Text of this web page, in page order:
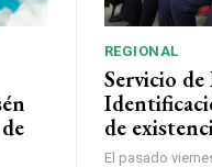
REGIONAL
Servicio
de
El pasado